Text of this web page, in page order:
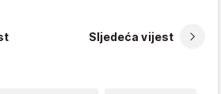
Sljedeća vijest